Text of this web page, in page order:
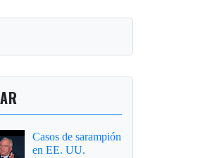
Casos de sarampión
en EE. UU.